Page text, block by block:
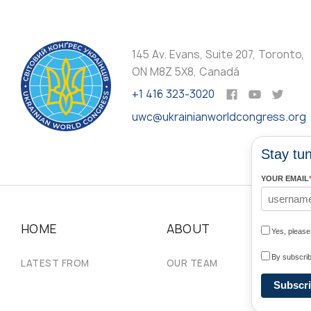
145 Av. Evans, Suite 207, Toronto,
ON M8Z 5X8, Canadá
+1 416 323-3020
uwc@ukrainianworldcongress.org
HOME
LATEST FROM
ABOUT
OUR TEAM
Stay
YOUR EMAIL*
Yes,
By